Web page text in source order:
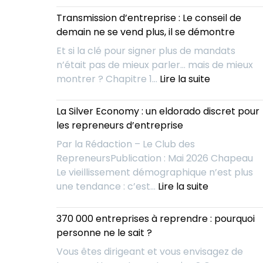
l’IA
change
la
donne
pour
les
repreneurs
racheter
une
AVANT
qu’elle
ne
soit
à
vendre
?
Transmission d’entreprise : Le conseil de
demain ne se vend plus, il se démontre
Et si la clé pour signer plus de mandats
n’était pas de mieux parler… mais de mieux
montrer ? Chapitre 1… Lire la suite:
de
demain
se
vend
il
La Silver Economy : un eldorado discret pour
les repreneurs d’entreprise
Par la Rédaction – Le Club des
RepreneursPublication : Mai 2026 Chapeau
Le vieillissement démographique n’est plus
une tendance : c’est… Lire la suite:
Silver
Economy
un
370 000 entreprises à reprendre : pourquoi
personne ne le sait ?
Vous êtes dirigeant et vous envisagez de